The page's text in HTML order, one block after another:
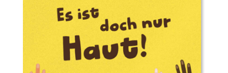
Übersetzer*in:
Dayan Kodua
Verlag:Gratitude Verlag
Gebunden
56